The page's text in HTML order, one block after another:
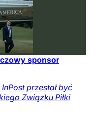
sponsor
przestał być
Związku Piłki